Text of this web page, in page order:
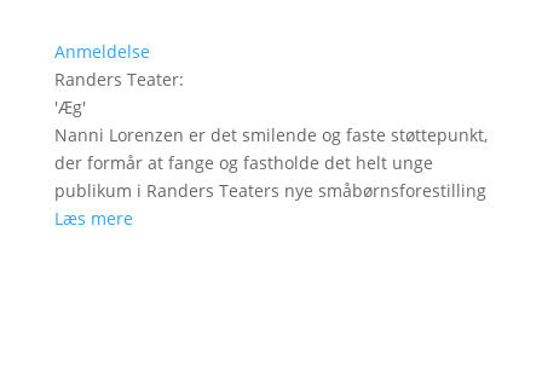
Anmeldelse
Randers Teater:
'Æg'
Nanni Lorenzen er det smilende og faste støttepunkt,
der formår at fange og fastholde det helt unge
publikum i Randers Teaters nye småbørnsforestilling
Læs mere